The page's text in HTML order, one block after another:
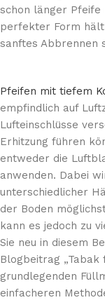
schon länger Pfeife
perfekter Form hält
sanftes Abbrennen
Pfeifen mit tiefem
empfindlich auf
Lufteinschlüsse
Erhitzung führen
entweder die
anwenden. Dabei
unterschiedlicher
der Boden
kann es jedoch zu
Sie neu in diesem
Blogbeitrag „Tabak
grundlegenden
einfacheren